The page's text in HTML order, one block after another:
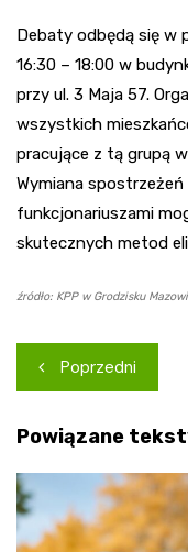
Debaty odbędą się w
16:30 – 18:00 w
przy ul. 3 Maja 57.
wszystkich
pracujące z tą grupą
Wymiana
funkcjonariuszami
skutecznych metod
źródło: KPP w Grodzisku
Nawigacja
wpisu
Poprzedni
Powiązane